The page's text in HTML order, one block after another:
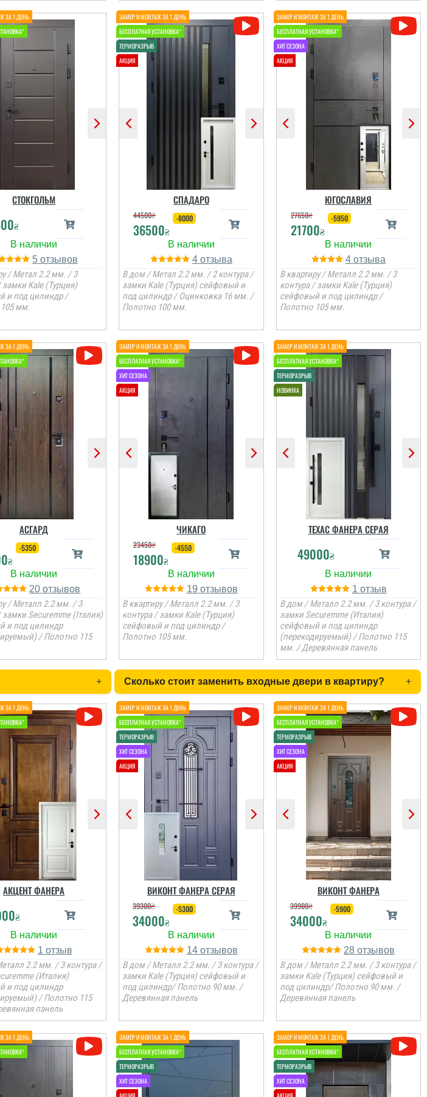
СТОКГОЛЬМ
₴
5
/ Метал 2.2 мм. / 3
замки Kale (Турция)
и под цилиндр /
мм.
СПАДАРО
44500₴
36500₴
-8000
4
В дом / Метал 2.2 мм. / 2 контура /
замки Kale (Турция) сейфовый и
под цилиндр / Оцинковка 16 мм. /
Полотно 100 мм.
ЮГОСЛАВИЯ
27650₴
21700₴
-5950
4
В квартиру / Металл 2.2 мм. / 3
контура / замки Kale (Турция)
сейфовый и под цилиндр /
Полотно 105 мм.
АСГАРД
₴
-5350
20
/ Металл 2.2 мм. / 3
замки Securemme (Італия)
и под цилиндр
/ Полотно 115
ЧИКАГО
23450₴
18900₴
-4550
19
В квартиру / Металл 2.2 мм. / 3
контура / замки Kale (Турция)
сейфовый и под цилиндр /
Полотно 105 мм.
ТЕХАС ФАНЕРА СЕРАЯ
49000₴
1
В дом / Металл 2.2 мм. / 3 контура /
замки Securemme (Италия)
сейфовый и под цилиндр
(перекодируемый) / Полотно 115
мм. / Деревянная панель
+ Сколько стоит заменить входные двери в квартиру? +
АКЦЕНТ ФАНЕРА
₴
1
2.2 мм. / 3 контура /
(Италия)
и под цилиндр
/ Полотно 115
панель
ВИКОНТ ФАНЕРА СЕРАЯ
39300₴
34000₴
-5300
14
В дом / Металл 2.2 мм. / 3 контура /
замки Kale (Турция) сейфовый и
под цилиндр/ Полотно 90 мм. /
Деревянная панель
ВИКОНТ ФАНЕРА
39900₴
34000₴
-5900
28
В дом / Металл 2.2 мм. / 3 контура /
замки Kale (Турция) сейфовый и
под цилиндр/ Полотно 90 мм. /
Деревянная панель